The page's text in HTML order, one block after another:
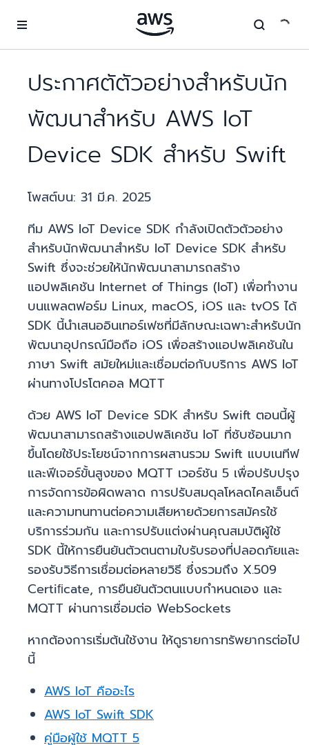
ประกาศตัตัวอย่างสำหรับนัก
พัฒนาสำหรับ AWS IoT
Device SDK สำหรับ Swift
โพสต์บน: 31 มี.ค. 2025
ทีม AWS IoT Device SDK กำลังเปิดตัวตัวอย่าง
สำหรับนักพัฒนาสำหรับ IoT Device SDK สำหรับ
Swift ซึ่งจะช่วยให้นักพัฒนาสามารถสร้าง
แอปพลิเคชัน Internet of Things (IoT) เพื่อทำงาน
บนแพลตฟอร์ม Linux, macOS, iOS และ tvOS ได้
SDK นี้นำเสนออินเทอร์เฟซที่มีลักษณะเฉพาะสำหรับนัก
พัฒนาอุปกรณ์มือถือ iOS เพื่อสร้างแอปพลิเคชันใน
ภาษา Swift สมัยใหม่และเชื่อมต่อกับบริการ AWS IoT
ผ่านทางโปรโตคอล MQTT
ด้วย AWS IoT Device SDK สำหรับ Swift ตอนนี้ผู้
พัฒนาสามารถสร้างแอปพลิเคชัน IoT ที่ซับซ้อนมาก
ขึ้นโดยใช้ประโยชน์จากการผสานรวม Swift แบบเนทีฟ
และฟีเจอร์ขั้นสูงของ MQTT เวอร์ชัน 5 เพื่อปรับปรุง
การจัดการข้อผิดพลาด การปรับสมดุลโหลดไคลเอ็นต์
และความทนทานต่อความเสียหายด้วยการสมัครใช้
บริการร่วมกัน และการปรับแต่งผ่านคุณสมบัติผู้ใช้
SDK นี้ให้การยืนยันตัวตนตามใบรับรองที่ปลอดภัยและ
รองรับวิธีการเชื่อมต่อหลายวิธี ซึ่งรวมถึง X.509
Certiﬁcate, การยืนยันตัวตนแบบกำหนดเอง และ
MQTT ผ่านการเชื่อมต่อ WebSockets
หากต้องการเริ่มต้นใช้งาน ให้ดูรายการทรัพยากรต่อไป
นี้
AWS IoT คืออะไร
AWS IoT Swift SDK
คู่มือผู้ใช้ MQTT 5